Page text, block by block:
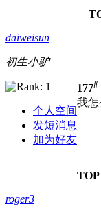
daiweisun
初生小驴
个人空间
发短消息
加为好友
177#
我怎
TOP
roger3